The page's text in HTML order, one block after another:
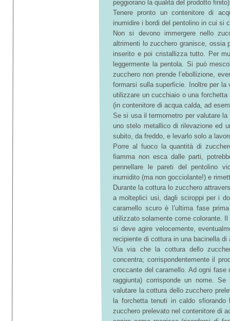
peggiorano la qualità del prodotto
Tenere pronto un contenitore di
inumidire i bordi del pentolino in cui si
Non si devono immergere nello
altrimenti lo zucchero granisce, ossia
inserito e poi cristallizza tutto. Per
leggermente la pentola. Si può
zucchero non prende l’ebollizione,
formarsi sulla superficie. Inoltre per la
utilizzare un cucchiaio o una
(in contenitore di acqua calda, ad
Se si usa il termometro per valutare
uno stelo metallico di rilevazione ed
subito, da freddo, e levarlo solo a
Porre al fuoco la quantità di
fiamma non esca dalle parti,
pennellare le pareti del pentolino
inumidito (ma non gocciolante!) e
Durante la cottura lo zucchero
a molteplici usi, dagli sciroppi per i
caramello scuro è l’ultima fase
utilizzato solamente come colorante.
si deve agire velocemente,
recipiente di cottura in una bacinella
Via via che la cottura dello
concentra; corrispondentemente il
croccante del caramello. Ad ogni
raggiunta) corrisponde un nome.
valutare la cottura dello zucchero
la forchetta tenuti in caldo
zucchero prelevato nel contenitore di